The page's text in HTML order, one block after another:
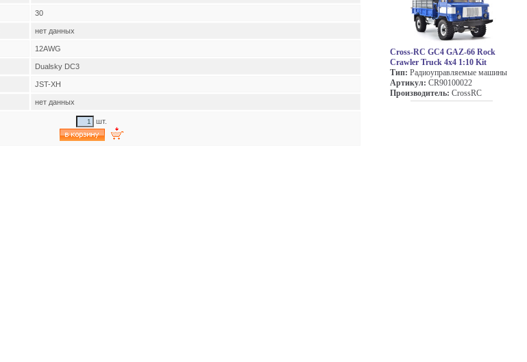
30
нет данных
12AWG
Dualsky DC3
JST-XH
нет данных
шт.
Cross-RC GC4 GAZ-66 Rock
Crawler Truck 4x4 1:10 Kit
Тип: Радиоуправляемые машины
Артикул: CR90100022
Производитель: CrossRC